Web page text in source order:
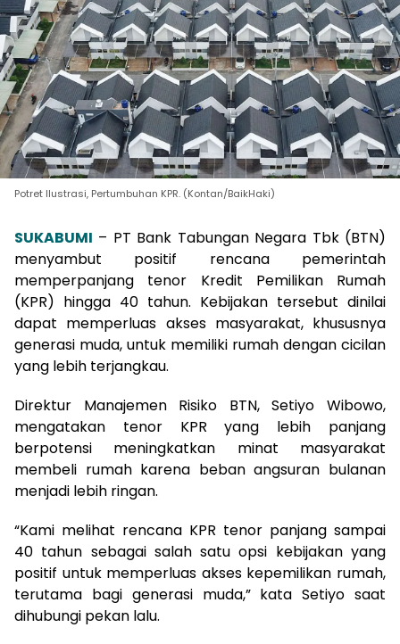
Potret Ilustrasi, Pertumbuhan KPR. (Kontan/BaikHaki)
SUKABUMI – PT Bank Tabungan Negara Tbk (BTN)
menyambut positif rencana pemerintah
memperpanjang tenor Kredit Pemilikan Rumah
(KPR) hingga 40 tahun. Kebijakan tersebut dinilai
dapat memperluas akses masyarakat, khususnya
generasi muda, untuk memiliki rumah dengan cicilan
yang lebih terjangkau.
Direktur Manajemen Risiko BTN, Setiyo Wibowo,
mengatakan tenor KPR yang lebih panjang
berpotensi meningkatkan minat masyarakat
membeli rumah karena beban angsuran bulanan
menjadi lebih ringan.
“Kami melihat rencana KPR tenor panjang sampai
40 tahun sebagai salah satu opsi kebijakan yang
positif untuk memperluas akses kepemilikan rumah,
terutama bagi generasi muda,” kata Setiyo saat
dihubungi pekan lalu.